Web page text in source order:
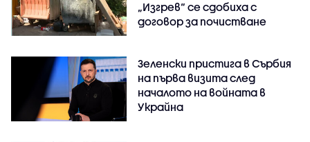
„Изгрев“ се сдобиха с
договор за почистване
Зеленски пристига в Сърбия
на първа визита след
началото на войната в
Украйна